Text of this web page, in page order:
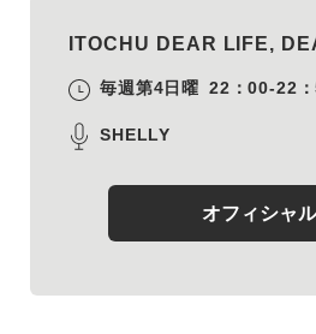
ITOCHU DEAR LIFE,
毎週第4日曜 22：00-22
SHELLY
オフィシャ